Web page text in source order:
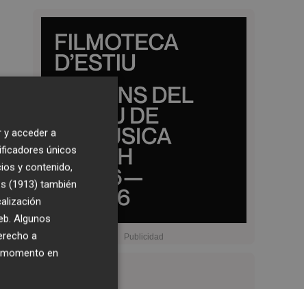
acceder a
únicos
y contenido,
(1913) también
Algunos
a
en